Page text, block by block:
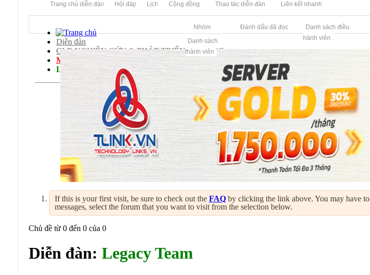
Trang chủ diễn đàn Hỏi đáp Lịch Cộng đồng
Nhóm
Danh sách
thành viên
Thao tác diễn đàn
Đánh dấu đã đọc
Liên kết nhanh
Danh sách điều
hành viên
Diễn đàn
CLB NGHIÊN CỨU & PHÁT TRIỂN MMORPG
Mu Server
Legacy Team
If this is your first visit, be sure to check out the FAQ by clicking the link above. You may have to
messages, select the forum that you want to visit from the selection below.
Chủ đề từ 0 đến 0 của 0
Diễn đàn: Legacy Team